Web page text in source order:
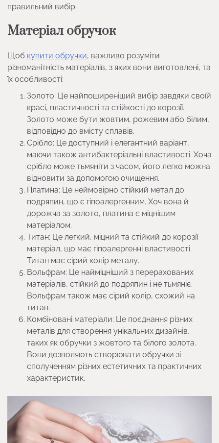
правильний вибір.
Матеріал обручок
Щоб купити обручки, важливо розуміти
різноманітність матеріалів, з яких вони виготовлені, та
їх особливості:
Золото: Це найпоширеніший вибір завдяки своїй
красі, пластичності та стійкості до корозії.
Золото може бути жовтим, рожевим або білим,
відповідно до вмісту сплавів.
Срібло: Це доступний і елегантний варіант,
маючи також антибактеріальні властивості. Хоча
срібло може тьмяніти з часом, його легко можна
відновити за допомогою очищення.
Платина: Це неймовірно стійкий метал до
подряпин, що є гіпоалергенним. Хоч вона й
дорожча за золото, платина є міцнішим
матеріалом.
Титан: Це легкий, міцний та стійкий до корозії
матеріал, що має гіпоалергенні властивості.
Титан має сірий колір металу.
Вольфрам: Це найміцніший з перерахованих
матеріалів, стійкий до подряпин і не тьмяніє.
Вольфрам також має сірий колір, схожий на
титан.
Комбіновані матеріали: Це поєднання різних
металів для створення унікальних дизайнів,
таких як обручки з жовтого та білого золота.
Вони дозволяють створювати обручки зі
сполученням різних естетичних та практичних
характеристик.